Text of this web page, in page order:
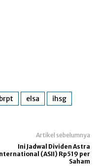
brpt elsa
ihsg
Artikel sebelumnya
Ini Jadwal Dividen Astra
(ASII) Rp519 per
Saham